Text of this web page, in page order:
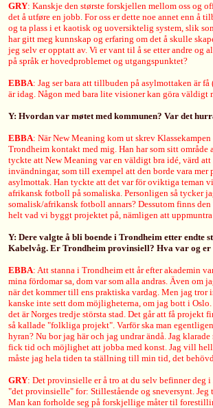
GRY: Kanskje den største forskjellen mellom oss og
det å utføre en jobb. For oss er dette noe annet enn
og ta plass i et kaotisk og uoversiktelig system, slik
har gitt meg kunnskap og erfaring om det å skulle
jeg selv er opptatt av. Vi er vant til å se etter andre og
på språk er hovedproblemet og utgangspunktet?
EBBA: Jag ser bara att tillbuden på asylmottaken är
är idag. Någon med bara lite visioner kan göra
Y: Hvordan var møtet med kommunen? Var det
EBBA: När New Meaning kom ut skrev
Trondheim kontakt med mig. Han har som sitt
tyckte att New Meaning var en väldigt bra idé, värd att
invändningar, som till exempel att den borde vara
asylmottak. Han tyckte att det var för oviktiga teman
afrikansk fotboll på somaliska. Personligen så tycker
somalisk/afrikansk fotboll annars? Dessutom finns
helt vad vi byggt projektet på, nämligen att
Y: Dere valgte å bli boende i Trondheim etter
Kabelvåg. Er Trondheim provinsiell? Hva var og er
EBBA: Att stanna i Trondheim ett år efter akademin
mina fördomar sa, dom var som alla andras. Även
när det kommer till ens praktiska vardag. Men jag
kanske inte sett dom möjligheterna, om jag bott i
det är Norges tredje största stad. Det går att få projekt
så kallade "folkliga projekt". Varför ska man
hyran? Nu bor jag här och jag undrar ändå. Jag
fick tid och möjlighet att jobba med konst. Jag vill
måste jag hela tiden ta ställning till min tid, det
GRY: Det provinsielle er å tro at du selv befinner deg
"det provinsielle" for: Stillestående og sneversynt.
Man kan forholde seg på forskjellige måter til